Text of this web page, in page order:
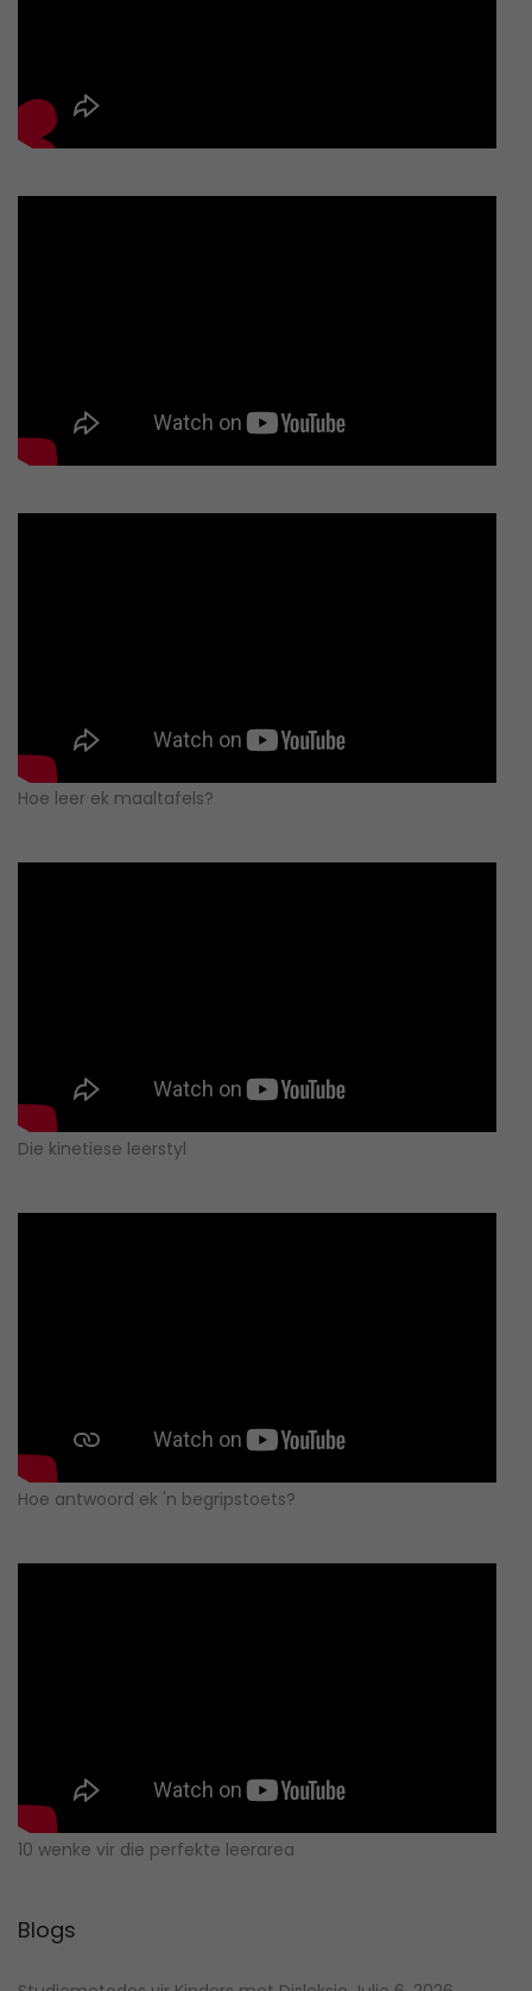
Hoe leer ek maaltafels?
Die kinetiese leerstyl
Hoe antwoord ek 'n begripstoets?
10 wenke vir die perfekte leerarea
Blogs